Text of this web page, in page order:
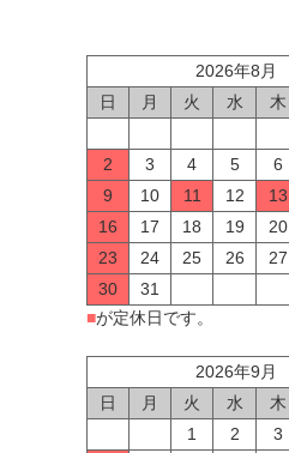
2026年8月
日
月 火 水 木
2
3 4 5 6
9
10 11 12 13
16
17 18 19 20
23
24 25 26 27
30
31
■が定休日です。
2026年9月
日
月 火 水 木
1
2 3